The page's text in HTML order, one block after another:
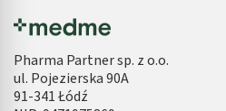
Pharma Partner sp. z o.o.
ul. Pojezierska 90A
91-341 Łódź